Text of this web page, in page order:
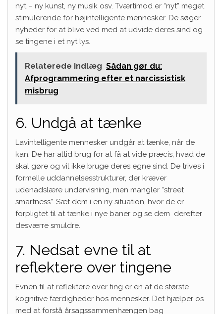
nyt – ny kunst, ny musik osv. Tværtimod er “nyt” meget
stimulerende for højintelligente mennesker. De søger
nyheder for at blive ved med at udvide deres sind og
se tingene i et nyt lys.
Relaterede indlæg Sådan gør du:
Afprogrammering efter et narcissistisk
misbrug
6. Undgå at tænke
Lavintelligente mennesker undgår at tænke, når de
kan. De har altid brug for at få at vide præcis, hvad de
skal gøre og vil ikke bruge deres egne sind. De trives i
formelle uddannelsesstrukturer, der kræver
udenadslære undervisning, men mangler “street
smartness”. Sæt dem i en ny situation, hvor de er
forpligtet til at tænke i nye baner og se dem derefter
desværre smuldre.
7. Nedsat evne til at
reflektere over tingene
Evnen til at reflektere over ting er en af ​​de største
kognitive færdigheder hos mennesker. Det hjælper os
med at forstå årsagssammenhængen bag